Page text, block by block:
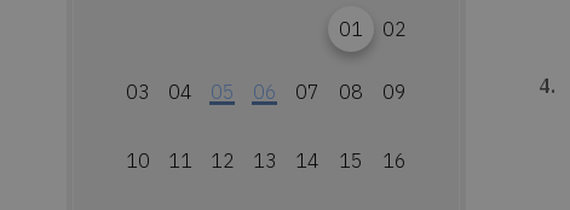
01 02
03 04 05 06 07 08 09
10 11 12 13 14 15 16